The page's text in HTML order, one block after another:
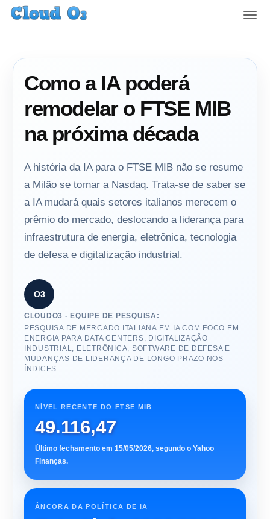
T
Como a IA poderá
remodelar o FTSE MIB
na próxima década
A história da IA ​​para o FTSE MIB não se resume
a Milão se tornar a Nasdaq. Trata-se de saber se
a IA mudará quais setores italianos merecem o
prêmio do mercado, deslocando a liderança para
infraestrutura de energia, eletrônica, tecnologia
de defesa e digitalização industrial.
O3
CLOUDO3 - EQUIPE DE PESQUISA:
PESQUISA DE MERCADO ITALIANA EM IA COM FOCO EM
ENERGIA PARA DATA CENTERS, DIGITALIZAÇÃO
INDUSTRIAL, ELETRÔNICA, SOFTWARE DE DEFESA E
MUDANÇAS DE LIDERANÇA DE LONGO PRAZO NOS
ÍNDICES.
NÍVEL RECENTE DO FTSE MIB
49.116,47
Último fechamento em 15/05/2026, segundo o Yahoo
Finanças.
ÂNCORA DA POLÍTICA DE IA